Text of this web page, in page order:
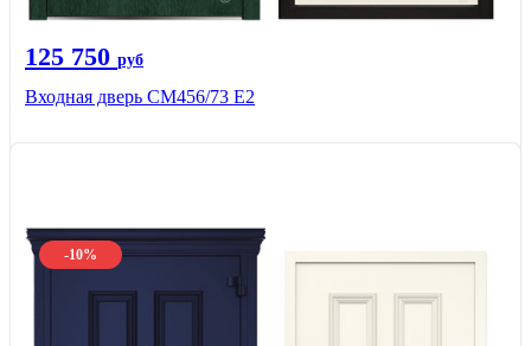
125 750 руб
Входная дверь СМ456/73 Е2
-10%